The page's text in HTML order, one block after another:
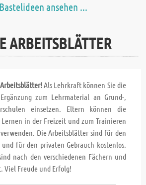
ansehen ...
ARBEITSBLÄTTER
Arbeitsblätter!Als Lehrkraft können Sie die
zum Lehrmaterial an Grund-,
einsetzen. Eltern können die
in der Freizeit und zum Trainieren
Die Arbeitsblätter sind für den
und für den privaten Gebrauch kostenlos.
nach den verschiedenen Fächern und
Viel Freude und Erfolg!